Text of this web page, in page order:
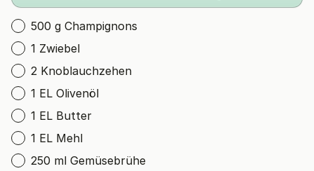
500 g Champignons
1 Zwiebel
2 Knoblauchzehen
1 EL Olivenöl
1 EL Butter
1 EL Mehl
250 ml Gemüsebrühe